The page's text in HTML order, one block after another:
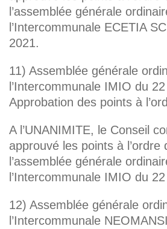
l’assemblée générale
l’Intercommunale ECETIA
2021.
11) Assemblée générale
l’Intercommunale IMIO du
Approbation des points à
A l’UNANIMITE, le Conseil
approuvé les points à l’ordre
l’assemblée générale
l’Intercommunale IMIO du
12) Assemblée générale
l’Intercommunale